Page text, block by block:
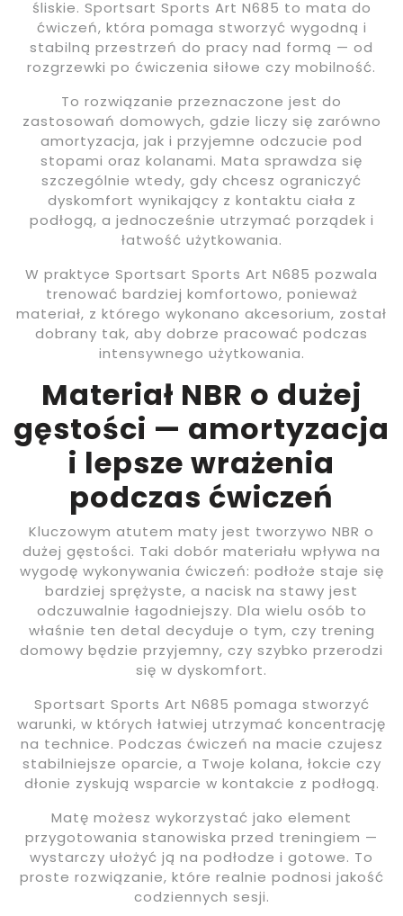
śliskie. Sportsart Sports Art N685 to mata do
ćwiczeń, która pomaga stworzyć wygodną i
stabilną przestrzeń do pracy nad formą — od
rozgrzewki po ćwiczenia siłowe czy mobilność.
To rozwiązanie przeznaczone jest do
zastosowań domowych, gdzie liczy się zarówno
amortyzacja, jak i przyjemne odczucie pod
stopami oraz kolanami. Mata sprawdza się
szczególnie wtedy, gdy chcesz ograniczyć
dyskomfort wynikający z kontaktu ciała z
podłogą, a jednocześnie utrzymać porządek i
łatwość użytkowania.
W praktyce Sportsart Sports Art N685 pozwala
trenować bardziej komfortowo, ponieważ
materiał, z którego wykonano akcesorium, został
dobrany tak, aby dobrze pracować podczas
intensywnego użytkowania.
Materiał NBR o dużej
gęstości — amortyzacja
i lepsze wrażenia
podczas ćwiczeń
Kluczowym atutem maty jest tworzywo NBR o
dużej gęstości. Taki dobór materiału wpływa na
wygodę wykonywania ćwiczeń: podłoże staje się
bardziej sprężyste, a nacisk na stawy jest
odczuwalnie łagodniejszy. Dla wielu osób to
właśnie ten detal decyduje o tym, czy trening
domowy będzie przyjemny, czy szybko przerodzi
się w dyskomfort.
Sportsart Sports Art N685 pomaga stworzyć
warunki, w których łatwiej utrzymać koncentrację
na technice. Podczas ćwiczeń na macie czujesz
stabilniejsze oparcie, a Twoje kolana, łokcie czy
dłonie zyskują wsparcie w kontakcie z podłogą.
Matę możesz wykorzystać jako element
przygotowania stanowiska przed treningiem —
wystarczy ułożyć ją na podłodze i gotowe. To
proste rozwiązanie, które realnie podnosi jakość
codziennych sesji.